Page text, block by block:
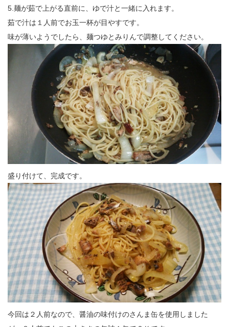
5.麺が茹で上がる直前に、ゆで汁と一緒に入れます。
茹で汁は１人前でお玉一杯が目やすです。
味が薄いようでしたら、麺つゆとみりんで調整してください。
盛り付けて、完成です。
今回は２人前なので、醤油の味付けのさんま缶を使用しました